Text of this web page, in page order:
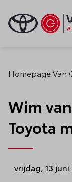
Homepage Van
Wim
Toyota
vrijdag, 13 juni